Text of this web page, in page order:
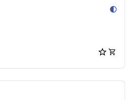
contrast